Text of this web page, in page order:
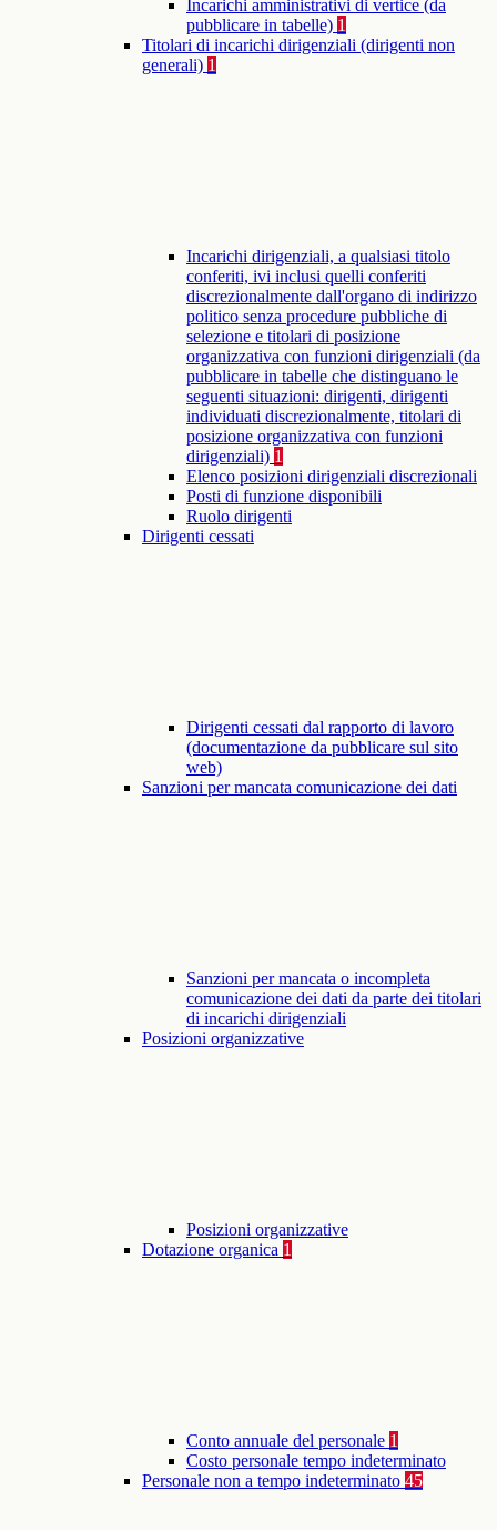
Incarichi amministrativi di vertice (da
pubblicare in tabelle) 1
Titolari di incarichi dirigenziali (dirigenti non
generali) 1
Incarichi dirigenziali, a qualsiasi titolo
conferiti, ivi inclusi quelli conferiti
discrezionalmente dall'organo di indirizzo
politico senza procedure pubbliche di
selezione e titolari di posizione
organizzativa con funzioni dirigenziali (da
pubblicare in tabelle che distinguano le
seguenti situazioni: dirigenti, dirigenti
individuati discrezionalmente, titolari di
posizione organizzativa con funzioni
dirigenziali) 1
Elenco posizioni dirigenziali discrezionali
Posti di funzione disponibili
Ruolo dirigenti
Dirigenti cessati
Dirigenti cessati dal rapporto di lavoro
(documentazione da pubblicare sul sito
web)
Sanzioni per mancata comunicazione dei dati
Sanzioni per mancata o incompleta
comunicazione dei dati da parte dei titolari
di incarichi dirigenziali
Posizioni organizzative
Posizioni organizzative
Dotazione organica 1
Conto annuale del personale 1
Costo personale tempo indeterminato
Personale non a tempo indeterminato 45